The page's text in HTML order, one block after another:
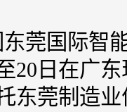
东莞国际智
20日在广
东莞制造